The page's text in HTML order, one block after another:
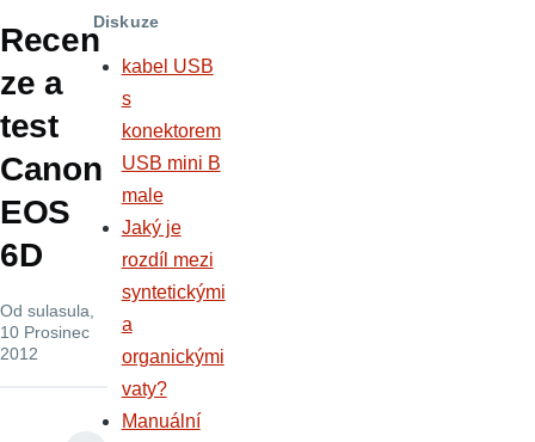
navigace
Recen
ze a
test
Canon
EOS
6D
Od sulasula
10 Prosinec
2012
Diskuze
kabel USB
s
konektorem
USB mini B
male
Jaký je
rozdíl mezi
syntetickými
a
organickými
vaty?
Manuální